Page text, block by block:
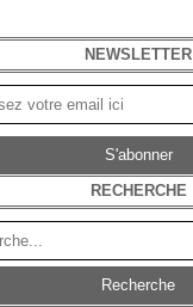
NEWSLETTER
RECHERCHE